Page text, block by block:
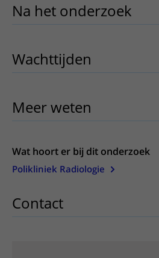
Na het onderzoek
Wachttijden
Meer weten
Wat hoort er bij dit onderzoek
Polikliniek Radiologie
Contact uitklapper,